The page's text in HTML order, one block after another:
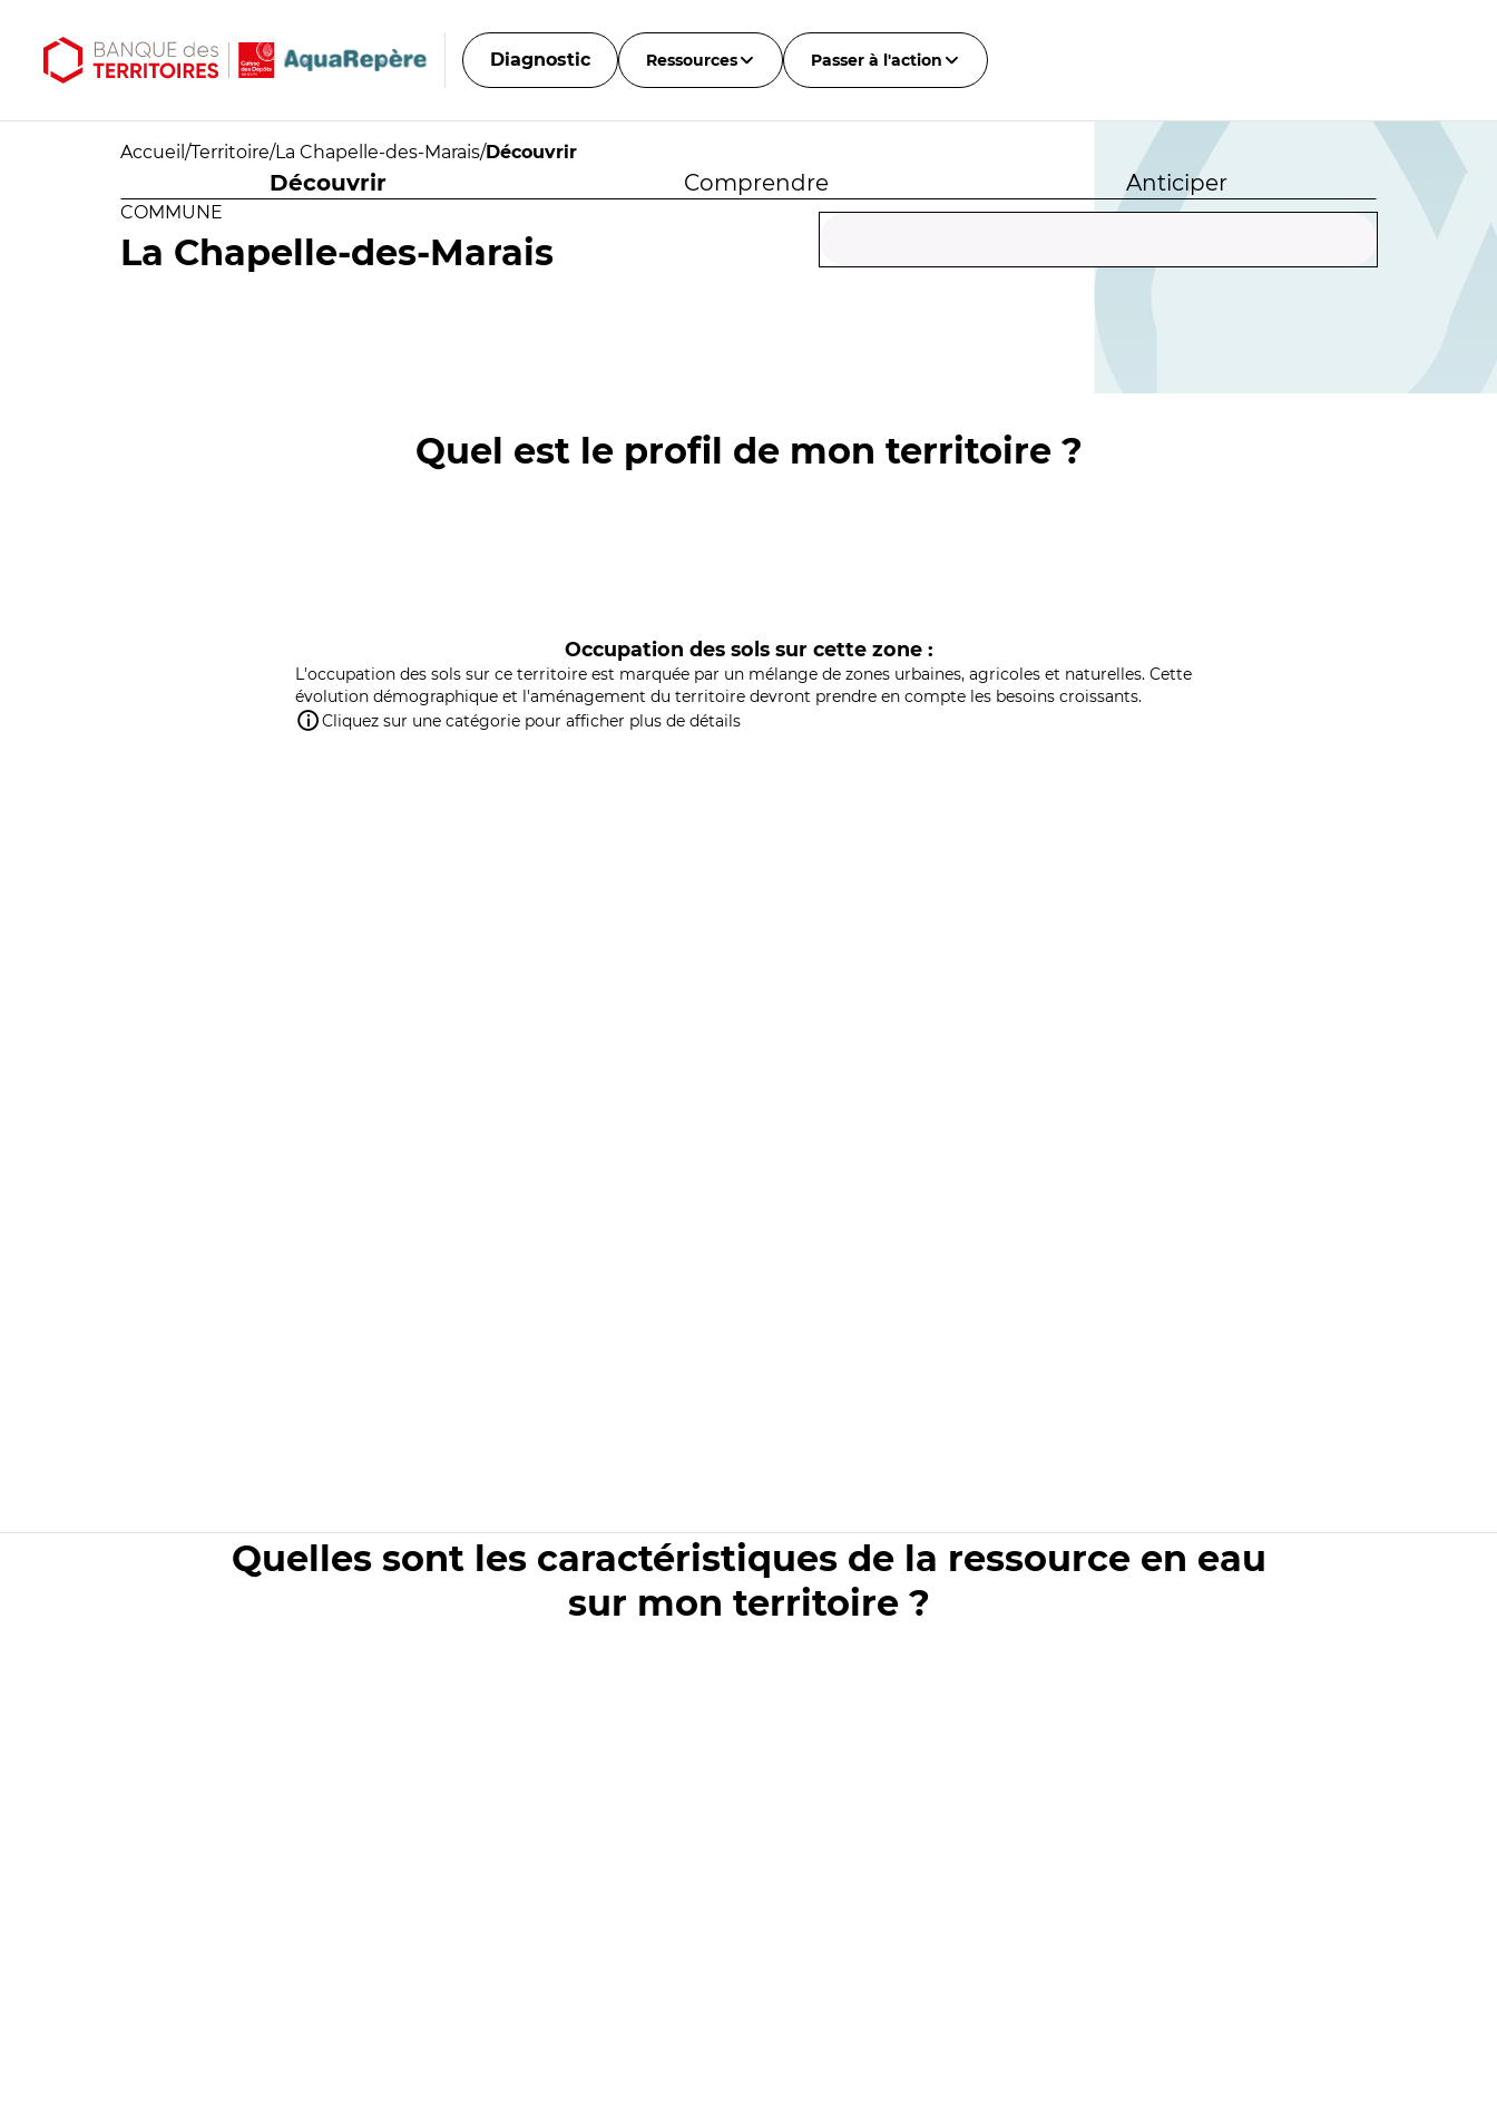
Diagnostic Ressources Passer à l'action
Accueil /Territoire/La Chapelle-des-Marais/Découvrir
Découvrir Comprendre Anticiper
COMMUNE
La Chapelle-des-Marais
Quel est le profil de mon territoire ?
Occupation des sols sur cette zone :
L'occupation des sols sur ce territoire est marquée par un mélange de zones urbaines, agricoles et naturelles. Cette
évolution démographique et l'aménagement du territoire devront prendre en compte les besoins croissants.
Cliquez sur une catégorie pour afficher plus de détails
Quelles sont les caractéristiques de la ressource en eau
sur mon territoire ?